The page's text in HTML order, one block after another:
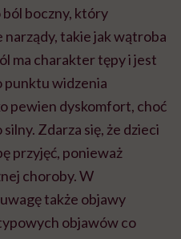
boczny, który
takie jak wątroba
ma charakter tępy i jest
punktu widzenia
pewien dyskomfort, choć
Zdarza się, że dzieci
przyjęć, ponieważ
choroby. W
także objawy
objawów co